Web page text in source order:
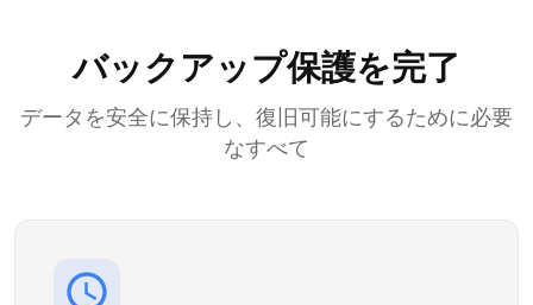
バックアップ保護を完了
データを安全に保持し、復旧可能にするために必要
なすべて